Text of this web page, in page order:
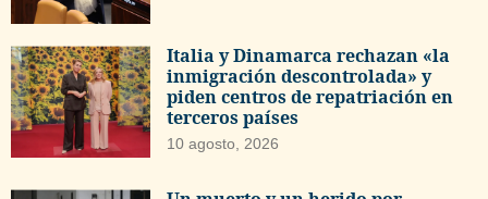
Italia y Dinamarca rechazan «la
inmigración descontrolada» y
piden centros de repatriación en
terceros países
10 agosto, 2026